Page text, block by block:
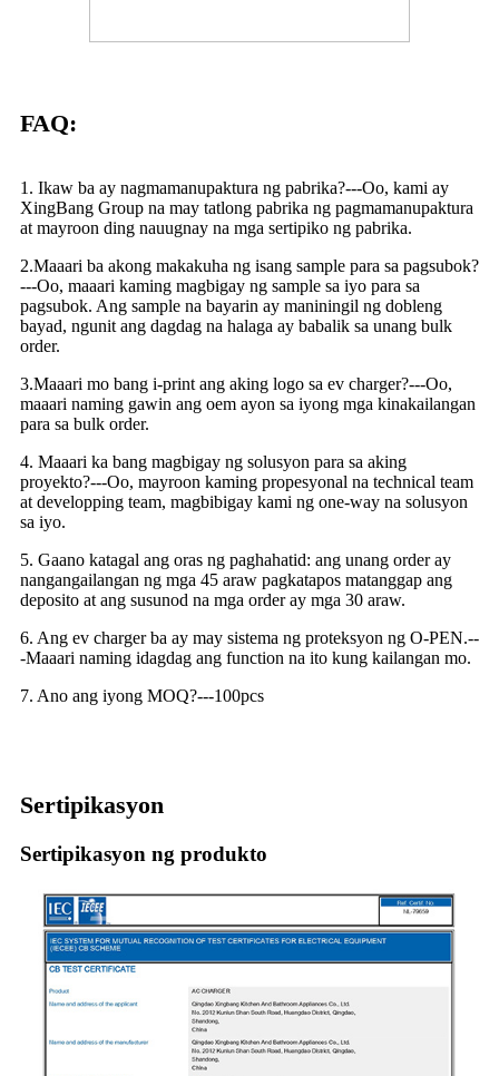
FAQ:
1. Ikaw ba ay nagmamanupaktura ng pabrika?---Oo, kami ay
XingBang Group na may tatlong pabrika ng pagmamanupaktura
at mayroon ding nauugnay na mga sertipiko ng pabrika.
2.Maaari ba akong makakuha ng isang sample para sa pagsubok?
---Oo, maaari kaming magbigay ng sample sa iyo para sa
pagsubok. Ang sample na bayarin ay maniningil ng dobleng
bayad, ngunit ang dagdag na halaga ay babalik sa unang bulk
order.
3.Maaari mo bang i-print ang aking logo sa ev charger?---Oo,
maaari naming gawin ang oem ayon sa iyong mga kinakailangan
para sa bulk order.
4. Maaari ka bang magbigay ng solusyon para sa aking
proyekto?---Oo, mayroon kaming propesyonal na technical team
at developping team, magbibigay kami ng one-way na solusyon
sa iyo.
5. Gaano katagal ang oras ng paghahatid: ang unang order ay
nangangailangan ng mga 45 araw pagkatapos matanggap ang
deposito at ang susunod na mga order ay mga 30 araw.
6. Ang ev charger ba ay may sistema ng proteksyon ng O-PEN.--
-Maaari naming idagdag ang function na ito kung kailangan mo.
7. Ano ang iyong MOQ?---100pcs
Sertipikasyon
Sertipikasyon ng produkto